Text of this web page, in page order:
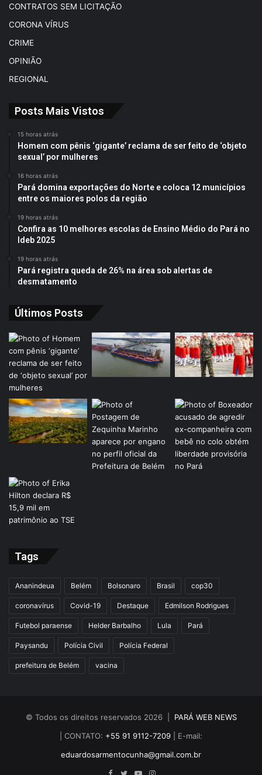
CONTRATOS SEM LICITAÇÃO
CORONA VÍRUS
CRIME
OPINIÃO
REGIONAL
Posts Mais Vistos
15 horas atrás
Homem com pênis ‘gigante’ reclama de ser feito de ‘objeto
sexual’ por mulheres
16 horas atrás
Pará domina exportações do Norte e coloca 12 municípios
entre os maiores polos da região
19 horas atrás
Confira as 10 melhores escolas de Ensino Médio do Pará no
Ideb 2025
19 horas atrás
Pará registra queda de 26% na área sob alertas de
desmatamento
Últimos Posts
Tags
Ananindeua Belém Bolsonaro Brasil cop30
coronavírus Covid-19 Destaque Edmilson Rodrigues
Futebol paraense Helder Barbalho Lula Pará
Paysandu Polícia Civil Polícia Federal
prefeitura de Belém vacina
© Todos os direitos reservados 2026 | PARÁ WEB NEWS
| CONTATO: +55 91 9112-7209 | E-mail:
eduardosarmentocunha@gmail.com.br
Facebook
TwitterYouTubeInstagram